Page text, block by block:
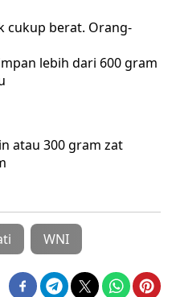
cukup berat. Orang-
lebih dari 600 gram
atau 300 gram zat
WNI